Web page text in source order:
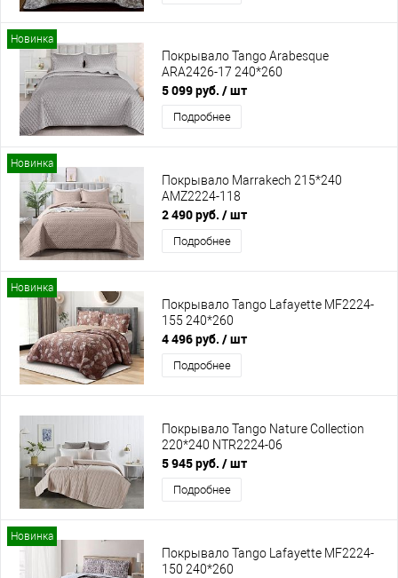
Новинка
Покрывало Tango Arabesque
ARA2426-17 240*260
5 099 руб. / шт
Подробнее
Новинка
Покрывало Marrakech 215*240
AMZ2224-118
2 490 руб. / шт
Подробнее
Новинка
Покрывало Tango Lafayette MF2224-
155 240*260
4 496 руб. / шт
Подробнее
Покрывало Tango Nature Collection
220*240 NTR2224-06
5 945 руб. / шт
Подробнее
Новинка
Покрывало Tango Lafayette MF2224-
150 240*260